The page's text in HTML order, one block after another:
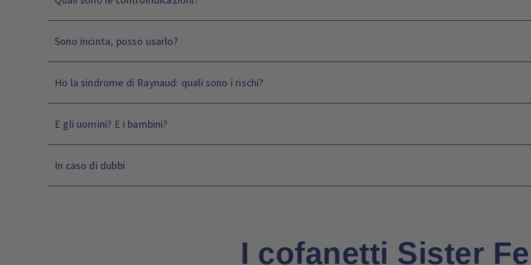
Sono incinta, posso usarlo?
Ho la sindrome di Raynaud: quali sono i rischi?
E gli uomini? E i bambini?
In caso di dubbi
I cofanetti Sister